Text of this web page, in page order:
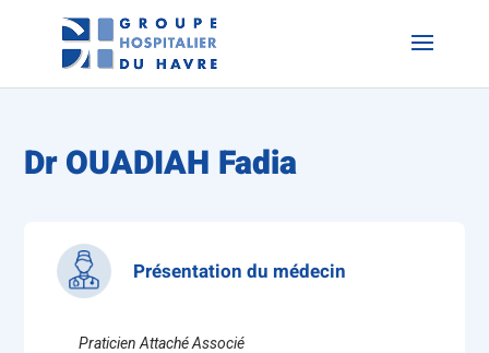
Dr OUADIAH Fadia
Présentation du médecin
Praticien Attaché Associé